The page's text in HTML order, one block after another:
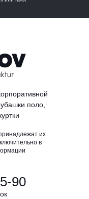
90
поло,
их
в